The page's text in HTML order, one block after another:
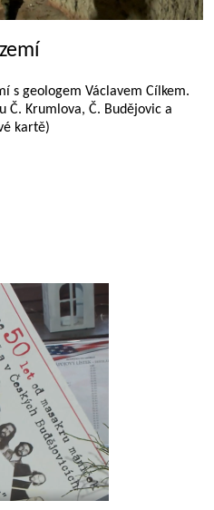
s geologem Václavem Cílkem.
Č. Krumlova, Č. Budějovic a
kartě)